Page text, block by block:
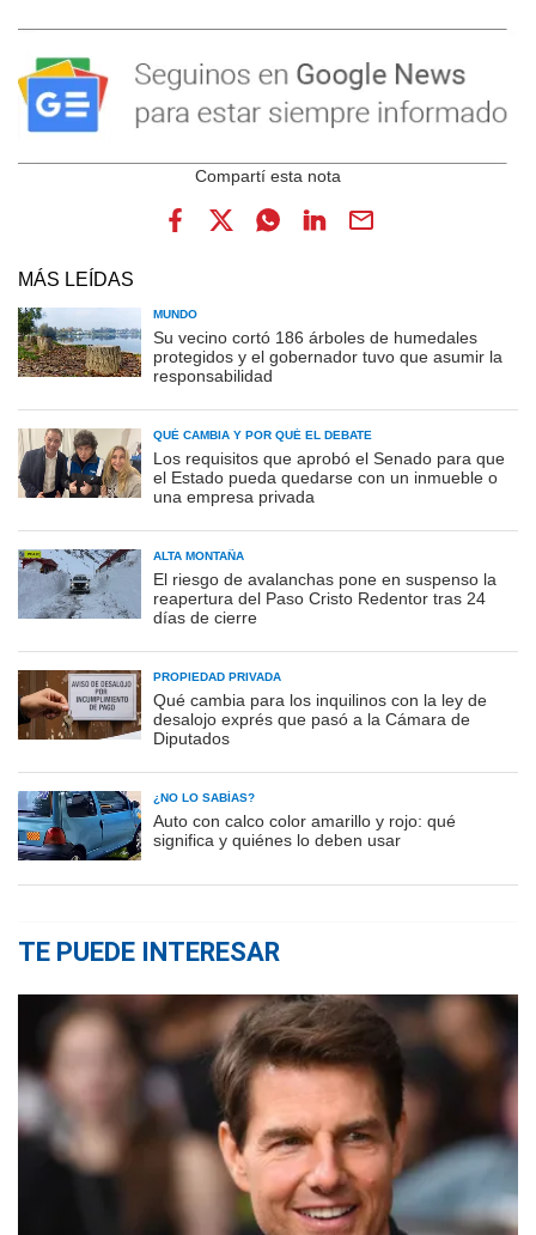
MÁS LEÍDAS
MUNDO
Su vecino cortó 186 árboles de humedales
protegidos y el gobernador tuvo que asumir la
responsabilidad
QUÉ CAMBIA Y POR QUÉ EL DEBATE
Los requisitos que aprobó el Senado para que
el Estado pueda quedarse con un inmueble o
una empresa privada
ALTA MONTAÑA
El riesgo de avalanchas pone en suspenso la
reapertura del Paso Cristo Redentor tras 24
días de cierre
PROPIEDAD PRIVADA
Qué cambia para los inquilinos con la ley de
desalojo exprés que pasó a la Cámara de
Diputados
¿NO LO SABÍAS?
Auto con calco color amarillo y rojo: qué
significa y quiénes lo deben usar
TE PUEDE INTERESAR